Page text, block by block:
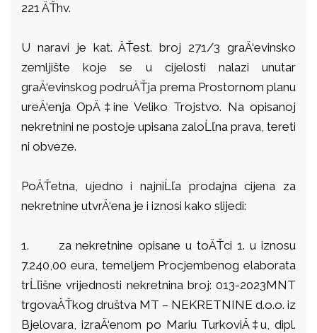
221 ÄŤhv.
U naravi je kat. ÄŤest. broj 271/3 graÄ‘evinsko
zemljište koje se u cijelosti nalazi unutar
graÄ‘evinskog podruÄŤja prema Prostornom planu
ureÄ‘enja OpÄ‡ine Veliko Trojstvo. Na opisanoj
nekretnini ne postoje upisana zaloĹľna prava, tereti
ni obveze.
PoÄŤetna, ujedno i najniĹľa prodajna cijena za
nekretnine utvrÄ‘ena je i iznosi kako slijedi:
1. za nekretnine opisane u toÄŤci 1. u iznosu
7.240,00 eura, temeljem Procjembenog elaborata
trĹľišne vrijednosti nekretnina broj: 013-2023MNT
trgovaÄŤkog društva MT – NEKRETNINE d.o.o. iz
Bjelovara, izraÄ‘enom po Mariu TurkoviÄ‡u, dipl.